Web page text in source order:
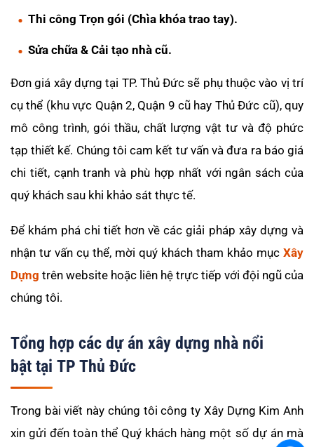
Thi công Trọn gói (Chìa khóa trao tay).
Sửa chữa & Cải tạo nhà cũ.
Đơn giá xây dựng tại TP. Thủ Đức sẽ phụ thuộc vào vị trí
cụ thể (khu vực Quận 2, Quận 9 cũ hay Thủ Đức cũ), quy
mô công trình, gói thầu, chất lượng vật tư và độ phức
tạp thiết kế. Chúng tôi cam kết tư vấn và đưa ra báo giá
chi tiết, cạnh tranh và phù hợp nhất với ngân sách của
quý khách sau khi khảo sát thực tế.
Để khám phá chi tiết hơn về các giải pháp xây dựng và
nhận tư vấn cụ thể, mời quý khách tham khảo mục Xây
Dựng trên website hoặc liên hệ trực tiếp với đội ngũ của
chúng tôi.
Tổng hợp các dự án xây dựng nhà nổi
bật tại TP Thủ Đức
Trong bài viết này chúng tôi công ty Xây Dựng Kim Anh
xin gửi đến toàn thể Quý khách hàng một số dự án mà